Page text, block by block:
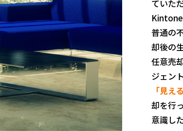
ていた
Kintone
普通の
却後の
任意売
ジェン
「見え
却を行
意識し